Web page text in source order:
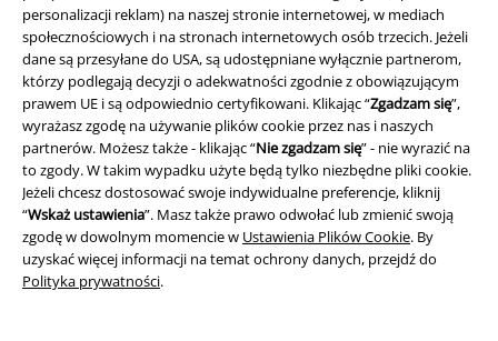
personalizacji reklam) na naszej stronie internetowej, w mediach
społecznościowych i na stronach internetowych osób trzecich. Jeżeli
dane są przesyłane do USA, są udostępniane wyłącznie partnerom,
którzy podlegają decyzji o adekwatności zgodnie z obowiązującym
prawem UE i są odpowiednio certyfikowani. Klikając “Zgadzam się”,
wyrażasz zgodę na używanie plików cookie przez nas i naszych
partnerów. Możesz także - klikając “Nie zgadzam się” - nie wyrazić na
to zgody. W takim wypadku użyte będą tylko niezbędne pliki cookie.
Jeżeli chcesz dostosować swoje indywidualne preferencje, kliknij
“Wskaż ustawienia”. Masz także prawo odwołać lub zmienić swoją
zgodę w dowolnym momencie w Ustawienia Plików Cookie. By
uzyskać więcej informacji na temat ochrony danych, przejdź do
Polityka prywatności.
Informacje prawne
Regulamin
Dane firmy
Polityka prywatności
Unieszkodliwianie odpadów i ochrona środowiska
Deklaracja Zgodności